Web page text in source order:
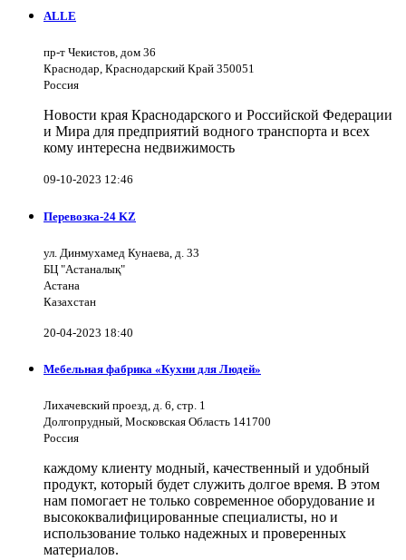
ALLE
пр-т Чекистов, дом 36
Краснодар, Краснодарский Край 350051
Россия
Новости края Краснодарского и Российской Федерации
и Мира для предприятий водного транспорта и всех
кому интересна недвижимость
09-10-2023 12:46
Перевозка-24 KZ
ул. Динмухамед Кунаева, д. 33
БЦ "Астаналық"
Астана
Казахстан
20-04-2023 18:40
Мебельная фабрика «Кухни для Людей»
Лихачевский проезд, д. 6, стр. 1
Долгопрудный, Московская Область 141700
Россия
каждому клиенту модный, качественный и удобный
продукт, который будет служить долгое время. В этом
нам помогает не только современное оборудование и
высококвалифицированные специалисты, но и
использование только надежных и проверенных
материалов.